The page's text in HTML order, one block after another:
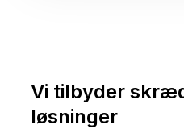
Vi tilbyder
løsninger